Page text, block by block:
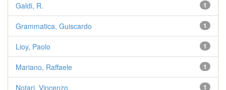
1
Galdi, R.
1
Grammatica, Guiscardo
1
Lioy, Paolo
1
Mariano, Raffaele
1
Notari, Vincenzo